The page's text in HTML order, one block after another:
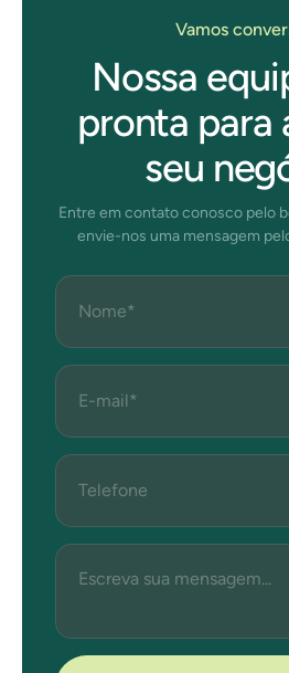
Vamos
Nossa
pronta para
seu
Entre em contato conosco pelo
envie-nos uma mensagem